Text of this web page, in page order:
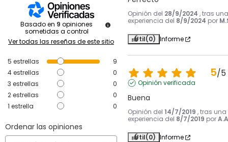
Basado en 9 opiniones
sometidas a control
Ver todas las reseñas de este sitio
5 estrellas
9
4estrellas
0
3 estrellas
0
2estrellas
0
1 estrella 0
Ordenar las opiniones
Opinión del 28/9/2024 , tras una
experiencia del 8/9/2024 por
Útil(0) Informe
5/5
Opinión verificada
Buena
Opinión del 14/7/2019 , tras una
experiencia del 8/7/2019 por
Útil(0) Informe